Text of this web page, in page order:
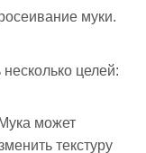
муки.
целей:
Мука может
текстуру